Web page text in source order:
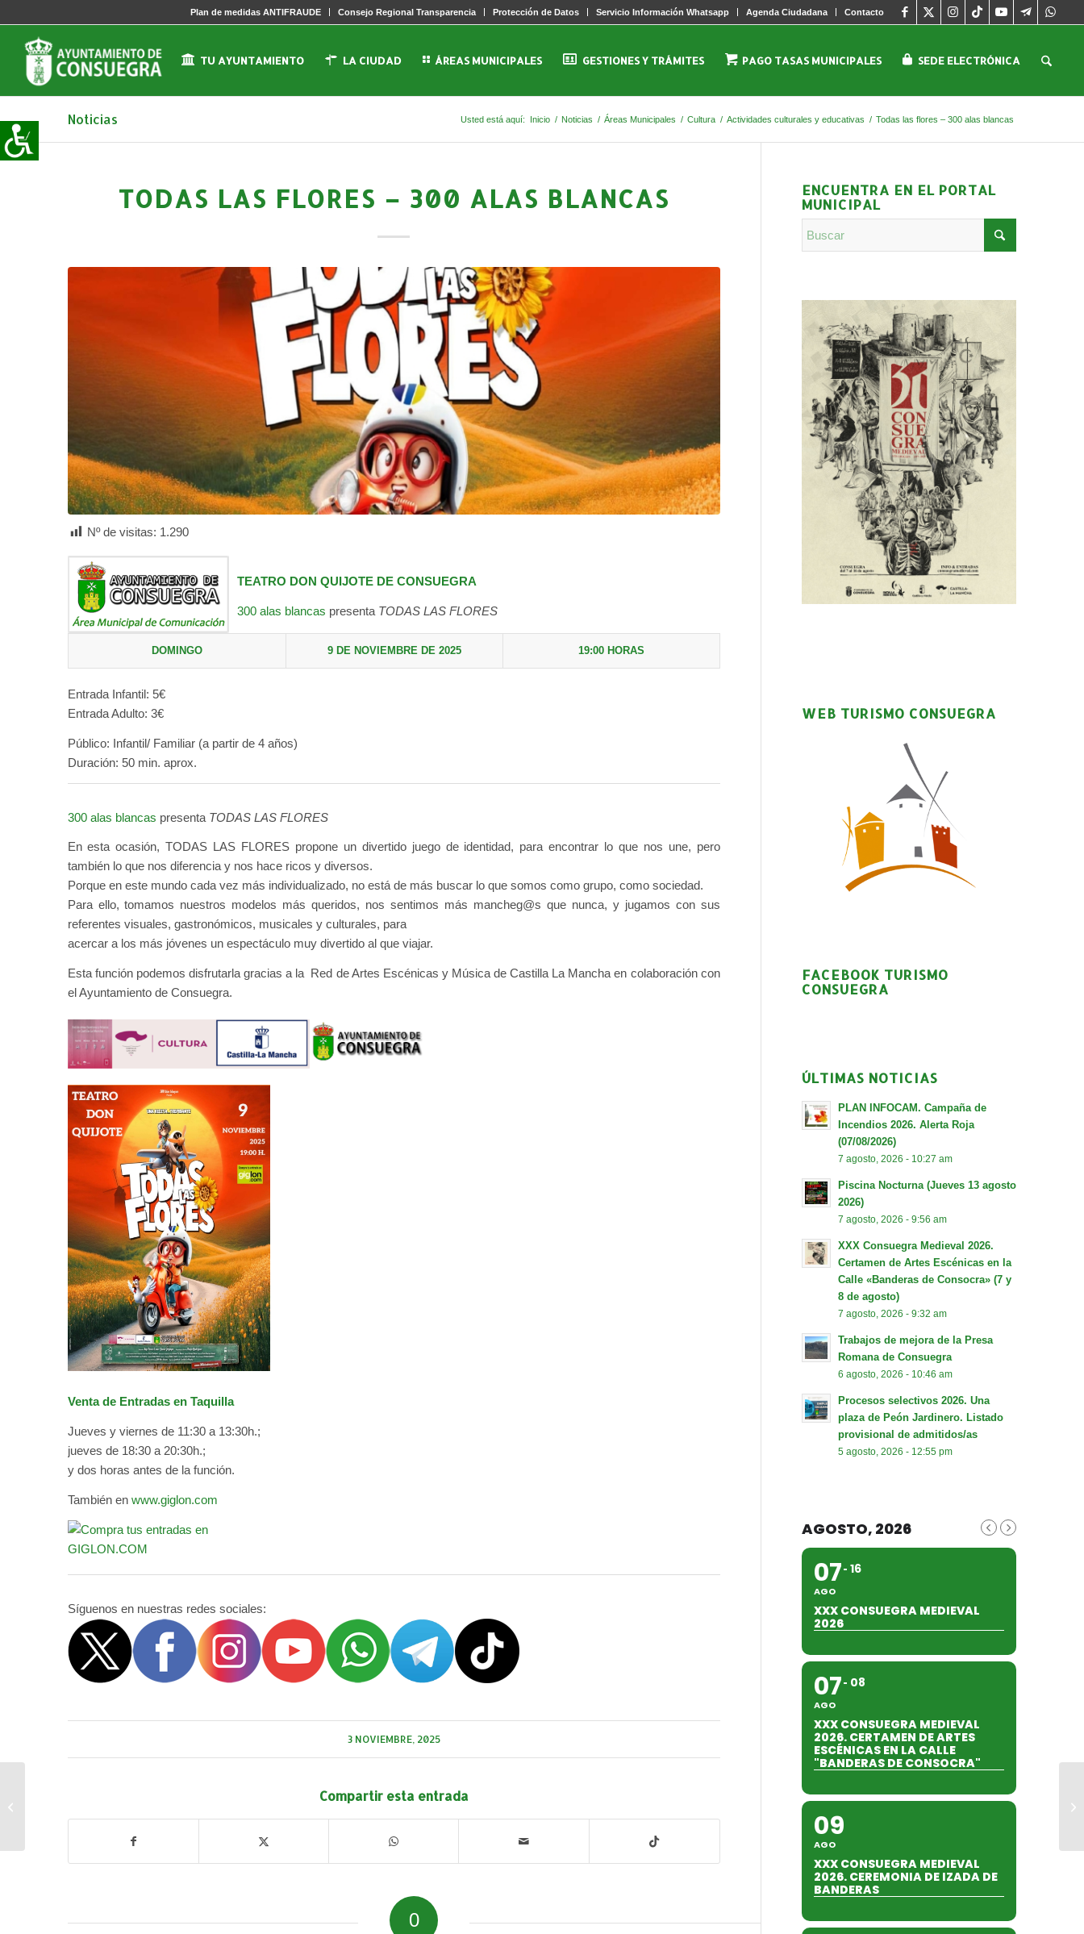
Plan de medidas ANTIFRAUDE Consejo Regional Transparencia Protección de Datos Servicio Información Whatsapp Agenda Ciudadana Contacto
TU AYUNTAMIENTO LA CIUDAD ÁREAS MUNICIPALES GESTIONES Y TRÁMITES PAGO TASAS MUNICIPALES SEDE ELECTRÓNICA
Noticias Usted está aquí: Inicio / Noticias / Áreas Municipales / Cultura / Actividades culturales y educativas / Todas las flores – 300 alas blancas
TODAS LAS FLORES – 300 ALAS BLANCAS
Nº de visitas: 1.290
TEATRO DON QUIJOTE DE CONSUEGRA
300 alas blancas presenta TODAS LAS FLORES
DOMINGO 9 DE NOVIEMBRE DE 2025 19:00 HORAS
Entrada Infantil: 5€
Entrada Adulto: 3€
Público: Infantil/ Familiar (a partir de 4 años)
Duración: 50 min. aprox.
300 alas blancas presenta TODAS LAS FLORES
En esta ocasión, TODAS LAS FLORES propone un divertido juego de identidad, para encontrar lo que nos une, pero
también lo que nos diferencia y nos hace ricos y diversos.
Porque en este mundo cada vez más individualizado, no está de más buscar lo que somos como grupo, como sociedad.
Para ello, tomamos nuestros modelos más queridos, nos sentimos más mancheg@s que nunca, y jugamos con sus
referentes visuales, gastronómicos, musicales y culturales, para
acercar a los más jóvenes un espectáculo muy divertido al que viajar.
Esta función podemos disfrutarla gracias a la Red de Artes Escénicas y Música de Castilla La Mancha en colaboración con
el Ayuntamiento de Consuegra.
Venta de Entradas en Taquilla
Jueves y viernes de 11:30 a 13:30h.;
jueves de 18:30 a 20:30h.;
y dos horas antes de la función.
También en www.giglon.com
Síguenos en nuestras redes sociales:
3 NOVIEMBRE, 2025
Compartir esta entrada
0
ENCUENTRA EN EL PORTAL
MUNICIPAL
WEB TURISMO CONSUEGRA
FACEBOOK TURISMO
CONSUEGRA
ÚLTIMAS NOTICIAS
PLAN INFOCAM. Campaña de
Incendios 2026. Alerta Roja
(07/08/2026)
7 agosto, 2026 - 10:27 am
Piscina Nocturna (Jueves 13 agosto
2026)
7 agosto, 2026 - 9:56 am
XXX Consuegra Medieval 2026.
Certamen de Artes Escénicas en la
Calle «Banderas de Consocra» (7 y
8 de agosto)
7 agosto, 2026 - 9:32 am
Trabajos de mejora de la Presa
Romana de Consuegra
6 agosto, 2026 - 10:46 am
Procesos selectivos 2026. Una
plaza de Peón Jardinero. Listado
provisional de admitidos/as
5 agosto, 2026 - 12:55 pm
AGOSTO, 2026
07
AGO
16
XXX CONSUEGRA MEDIEVAL
2026
07
AGO
08
XXX CONSUEGRA MEDIEVAL
2026. CERTAMEN DE ARTES
ESCÉNICAS EN LA CALLE
"BANDERAS DE CONSOCRA"
09
AGO
XXX CONSUEGRA MEDIEVAL
2026. CEREMONIA DE IZADA DE
BANDERAS
MUJERES DE